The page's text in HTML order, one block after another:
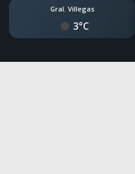
Gral. Villegas
3°C